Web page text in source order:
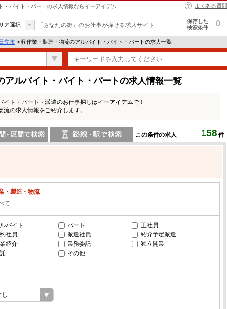
・バイト・パートの求人情報ならイーアイデム よくある質問
ア選択 「あなたの街」のお仕事が探せる求人サイト
保存した
検索条件
0
日立市 > 軽作業・製造・物流のアルバイト・バイト・パートの求人一覧
アルバイト・バイト・パートの求人情報一覧
ト・パート・派遣のお仕事探しはイーアイデムで！
の求人情報をご紹介します。
この条件の求人 158 件
・製造・物流
て
バイト パート
正社員
社員
派遣社員
紹介予定派遣
紹介
業務委託
独立開業
その他